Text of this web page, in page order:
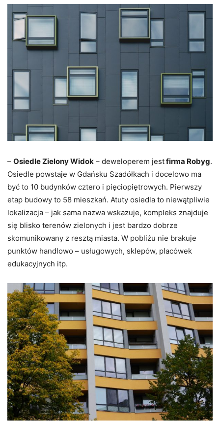
– Osiedle Zielony Widok – deweloperem jestfirma Robyg.
Osiedle powstaje w Gdańsku Szadółkach i docelowo ma
być to 10 budynków cztero i pięciopiętrowych. Pierwszy
etap budowy to 58 mieszkań. Atuty osiedla to niewątpliwie
lokalizacja – jak sama nazwa wskazuje, kompleks znajduje
się blisko terenów zielonych i jest bardzo dobrze
skomunikowany z resztą miasta. W pobliżu nie brakuje
punktów handlowo – usługowych, sklepów, placówek
edukacyjnych itp.